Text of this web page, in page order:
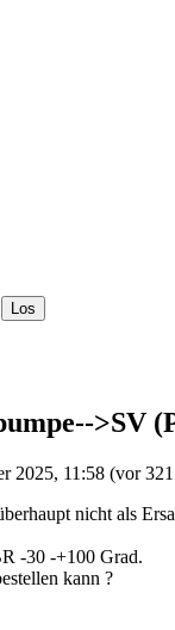
>SV
2025, 11:58 (vor
nicht als
-30 -+100 Grad.
kann ?